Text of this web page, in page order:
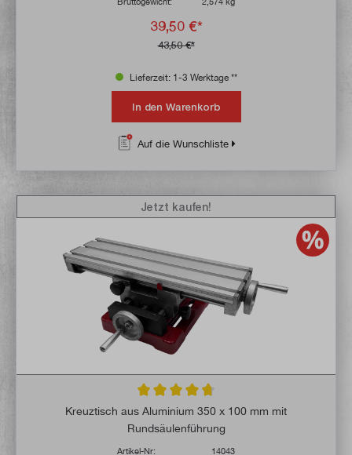
39,50 €*
43,50 €*
Lieferzeit: 1-3 Werktage **
In den Warenkorb
Auf die Wunschliste
Durchschnittliche Bewertung von 4.7 von
Kreuztisch aus Aluminium 350 x 100 mm mit
Rundsäulenführung
Artikel-Nr: 14043
Jetzt kaufen!